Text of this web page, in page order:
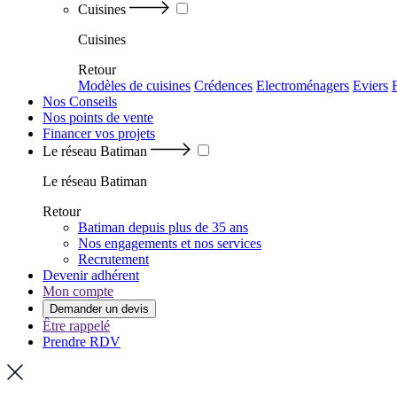
Cuisines
Cuisines
Retour
Modèles de cuisines Crédences Electroménagers Eviers
Nos Conseils
Nos points de vente
Financer vos projets
Le réseau Batiman
Le réseau Batiman
Retour
Batiman depuis plus de 35 ans
Nos engagements et nos services
Recrutement
Devenir adhérent
Mon compte
Demander un devis
Être rappelé
Prendre RDV